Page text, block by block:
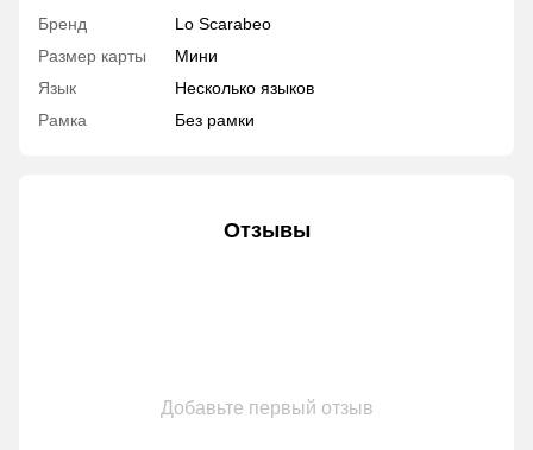
Бренд
Lo Scarabeo
Размер карты
Мини
Язык
Несколько языков
Рамка
Без рамки
Отзывы
Добавьте первый отзыв